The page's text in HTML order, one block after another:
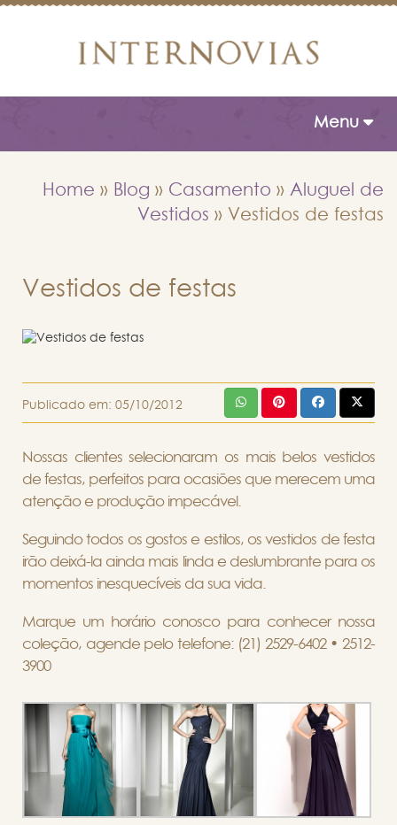
Toggle
Menu
Home » Blog » Casamento » Aluguel de
Vestidos » Vestidos de festas
Vestidos de festas
Publicado em: 05/10/2012
Nossas clientes selecionaram os mais belos vestidos
de festas, perfeitos para ocasiões que merecem uma
atenção e produção impecável.
Seguindo todos os gostos e estilos, os vestidos de festa
irão deixá-la ainda mais linda e deslumbrante para os
momentos inesquecíveis da sua vida.
Marque um horário conosco para conhecer nossa
coleção, agende pelo telefone: (21) 2529-6402 • 2512-
3900